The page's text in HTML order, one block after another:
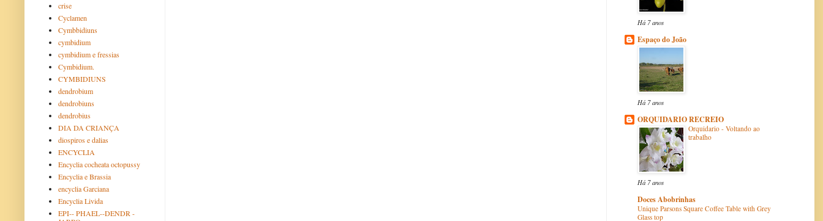
crise
Cyclamen
Cymbbidiuns
cymbidium
cymbidium e fressias
Cymbidium.
CYMBIDIUNS
dendrobium
dendrobiuns
dendrobius
DIA DA CRIANÇA
diospiros e dalias
ENCYCLIA
Encyclia cocheata octopussy
Encyclia e Brassia
encyclia Garciana
Encyclia Livida
EPI-- PHAEL--DENDR -
Há 7 anos
Espaço do João
Há 7 anos
ORQUIDARIO RECREIO
Orquidario - Voltando ao
trabalho
Há 7 anos
Doces Abobrinhas
Unique Parsons Square Coffee Table with Grey
Glass top